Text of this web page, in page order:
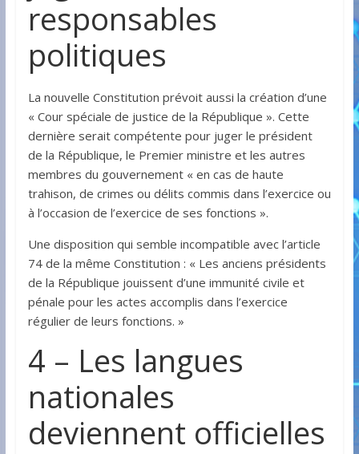
responsables
politiques
La nouvelle Constitution prévoit aussi la création d’une
« Cour spéciale de justice de la République ». Cette
dernière serait compétente pour juger le président
de la République, le Premier ministre et les autres
membres du gouvernement « en cas de haute
trahison, de crimes ou délits commis dans l’exercice ou
à l’occasion de l’exercice de ses fonctions ».
Une disposition qui semble incompatible avec l’article
74 de la même Constitution : « Les anciens présidents
de la République jouissent d’une immunité civile et
pénale pour les actes accomplis dans l’exercice
régulier de leurs fonctions. »
4 – Les langues
nationales
deviennent officielles